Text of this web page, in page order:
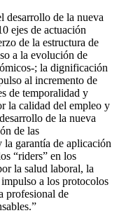
desarrollo de la nueva
ejes de actuación
de la estructura de
a la evolución de
; la dignificación
al incremento de
de temporalidad y
la calidad del empleo y
de la nueva
de las
la garantía de aplicación
“riders” en los
la salud laboral, la
a los protocolos
profesional de